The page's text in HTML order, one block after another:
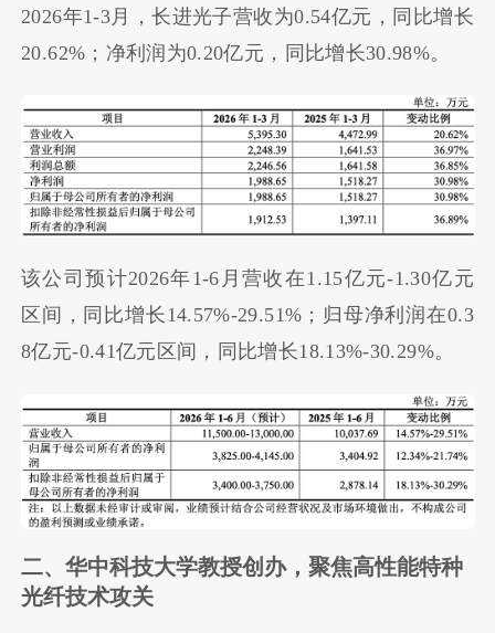
2026年1-3月，长进光子营收为0.54亿元，同比增长
20.62%；净利润为0.20亿元，同比增长30.98%。
该公司预计2026年1-6月营收在1.15亿元-1.30亿元
区间，同比增长14.57%-29.51%；归母净利润在0.3
8亿元-0.41亿元区间，同比增长18.13%-30.29%。
二、华中科技大学教授创办，聚焦高性能特种
光纤技术攻关